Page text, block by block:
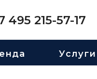
495 215-57-17
Услуги